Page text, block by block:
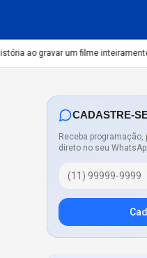
ao gravar um filme inteiramente
CADASTRE-
Receba
direto no seu